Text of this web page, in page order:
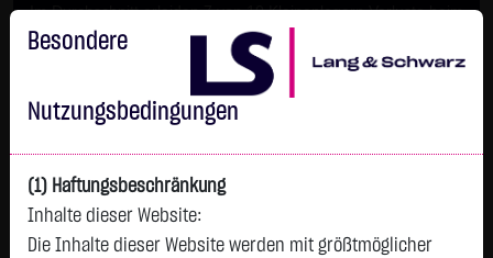
Im Durchschnitt erleiden 7 von 10 Kleinanlegern Verluste beim
Handel mit Turbo-Zertifikaten.
Turbo-Zertifikate sind hoch risikoreiche Produkte und nicht für
langfristige Anlagestrategien geeignet.
Besondere
Nutzungsbedingungen
(1) Haftungsbeschränkung
Inhalte dieser Website:
Die Inhalte dieser Website werden mit größtmöglicher